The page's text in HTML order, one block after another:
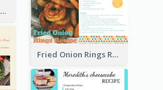
Lobster Hawaiian Sushi Rolls Recipe Card
Fried Onion Rings Recipe Card